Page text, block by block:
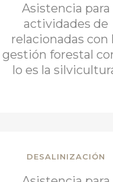
Asistencia para
actividades de
relacionadas con
gestión forestal
lo es la
DESALINIZACIÓN